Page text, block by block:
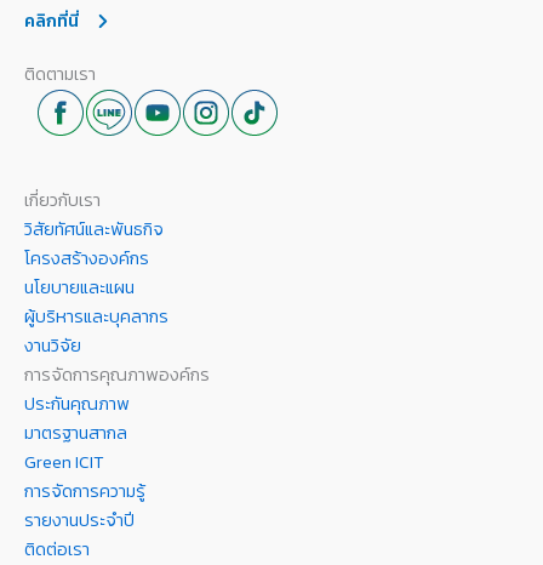
คลิกที่นี่
ติดตามเรา
เกี่ยวกับเรา
วิสัยทัศน์และพันธกิจ
โครงสร้างองค์กร
นโยบายและแผน
ผู้บริหารและบุคลากร
งานวิจัย
การจัดการคุณภาพองค์กร
ประกันคุณภาพ
มาตรฐานสากล
Green ICIT
การจัดการความรู้
รายงานประจำปี
ติดต่อเรา